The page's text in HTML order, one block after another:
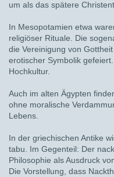
um als das spätere
In Mesopotamien etwa
religiöser Rituale. Die
die Vereinigung von
erotischer Symbolik
Hochkultur.
Auch im alten Ägypten
ohne moralische
Lebens.
In der griechischen Antike
tabu. Im Gegenteil: Der
Philosophie als Ausdruck
Die Vorstellung, dass